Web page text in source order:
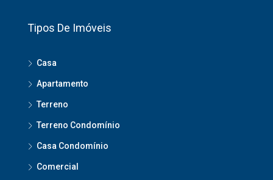
Tipos De Imóveis
Casa
Apartamento
Terreno
Terreno Condomínio
Casa Condomínio
Comercial